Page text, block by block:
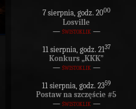
7 sierpnia, godz. 2000
Losville
— świstoklik —
11 sierpnia, godz. 2137
Konkurs „KKK”
— świstoklik —
11 sierpnia, godz. 2359
Postaw na szczęście #5
— świstoklik—